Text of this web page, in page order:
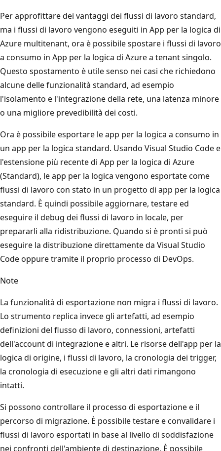
Per approfittare dei vantaggi dei flussi di lavoro standard,
ma i flussi di lavoro vengono eseguiti in App per la logica di
Azure multitenant, ora è possibile spostare i flussi di lavoro
a consumo in App per la logica di Azure a tenant singolo.
Questo spostamento è utile senso nei casi che richiedono
alcune delle funzionalità standard, ad esempio
l'isolamento e l'integrazione della rete, una latenza minore
o una migliore prevedibilità dei costi.
Ora è possibile esportare le app per la logica a consumo in
un app per la logica standard. Usando Visual Studio Code e
l'estensione più recente di App per la logica di Azure
(Standard), le app per la logica vengono esportate come
flussi di lavoro con stato in un progetto di app per la logica
standard. È quindi possibile aggiornare, testare ed
eseguire il debug dei flussi di lavoro in locale, per
prepararli alla ridistribuzione. Quando si è pronti si può
eseguire la distribuzione direttamente da Visual Studio
Code oppure tramite il proprio processo di DevOps.
Note
La funzionalità di esportazione non migra i flussi di lavoro.
Lo strumento replica invece gli artefatti, ad esempio
definizioni del flusso di lavoro, connessioni, artefatti
dell'account di integrazione e altri. Le risorse dell'app per la
logica di origine, i flussi di lavoro, la cronologia dei trigger,
la cronologia di esecuzione e gli altri dati rimangono
intatti.
Si possono controllare il processo di esportazione e il
percorso di migrazione. È possibile testare e convalidare i
flussi di lavoro esportati in base al livello di soddisfazione
nei confronti dell'ambiente di destinazione. È possibile